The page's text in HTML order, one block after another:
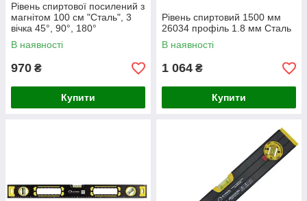
Рівень спиртової посилений з
магнітом 100 см "Сталь", 3
вічка 45°, 90°, 180°
В наявності
970 ₴
Купити
Рівень спиртовий 1500 мм
26034 профіль 1.8 мм Сталь
В наявності
1 064 ₴
Купити